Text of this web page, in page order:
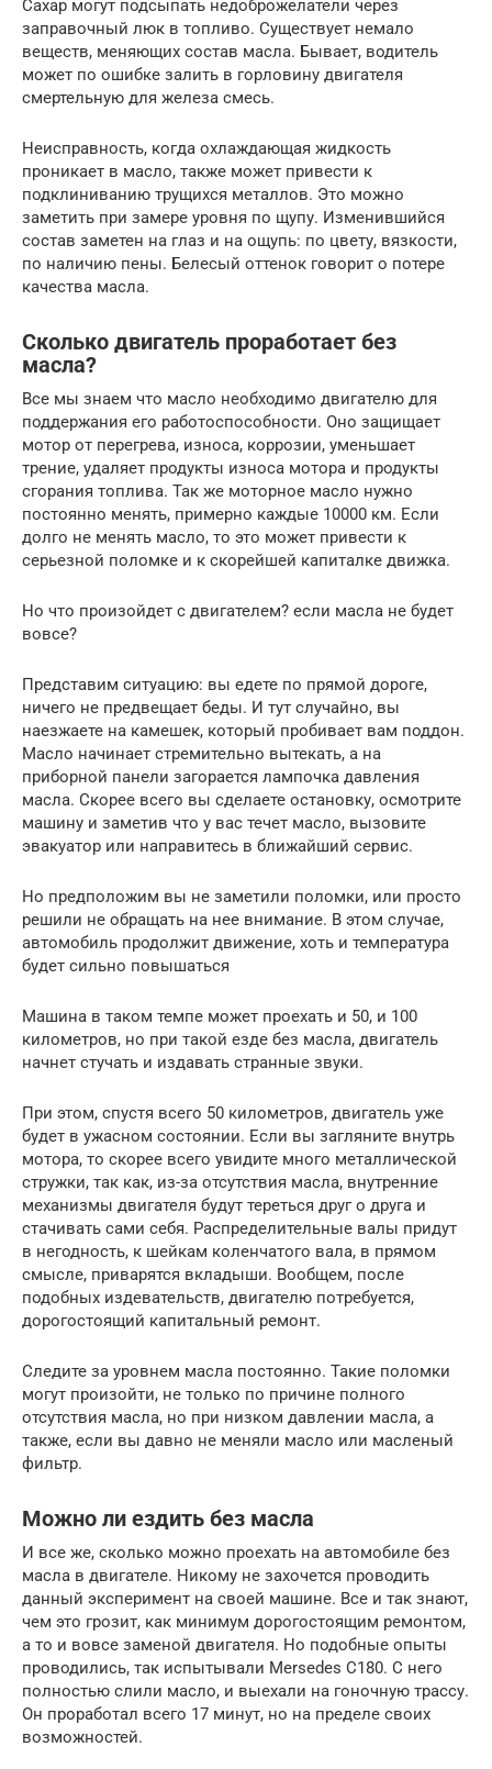
Сахар могут подсыпать недоброжелатели через
заправочный люк в топливо. Существует немало
веществ, меняющих состав масла. Бывает, водитель
может по ошибке залить в горловину двигателя
смертельную для железа смесь.
Неисправность, когда охлаждающая жидкость
проникает в масло, также может привести к
подклиниванию трущихся металлов. Это можно
заметить при замере уровня по щупу. Изменившийся
состав заметен на глаз и на ощупь: по цвету, вязкости,
по наличию пены. Белесый оттенок говорит о потере
качества масла.
Сколько двигатель проработает без
масла?
Все мы знаем что масло необходимо двигателю для
поддержания его работоспособности. Оно защищает
мотор от перегрева, износа, коррозии, уменьшает
трение, удаляет продукты износа мотора и продукты
сгорания топлива. Так же моторное масло нужно
постоянно менять, примерно каждые 10000 км. Если
долго не менять масло, то это может привести к
серьезной поломке и к скорейшей капиталке движка.
Но что произойдет с двигателем? если масла не будет
вовсе?
Представим ситуацию: вы едете по прямой дороге,
ничего не предвещает беды. И тут случайно, вы
наезжаете на камешек, который пробивает вам поддон.
Масло начинает стремительно вытекать, а на
приборной панели загорается лампочка давления
масла. Скорее всего вы сделаете остановку, осмотрите
машину и заметив что у вас течет масло, вызовите
эвакуатор или направитесь в ближайший сервис.
Но предположим вы не заметили поломки, или просто
решили не обращать на нее внимание. В этом случае,
автомобиль продолжит движение, хоть и температура
будет сильно повышаться
Машина в таком темпе может проехать и 50, и 100
километров, но при такой езде без масла, двигатель
начнет стучать и издавать странные звуки.
При этом, спустя всего 50 километров, двигатель уже
будет в ужасном состоянии. Если вы загляните внутрь
мотора, то скорее всего увидите много металлической
стружки, так как, из-за отсутствия масла, внутренние
механизмы двигателя будут тереться друг о друга и
стачивать сами себя. Распределительные валы придут
в негодность, к шейкам коленчатого вала, в прямом
смысле, приварятся вкладыши. Вообщем, после
подобных издевательств, двигателю потребуется,
дорогостоящий капитальный ремонт.
Следите за уровнем масла постоянно. Такие поломки
могут произойти, не только по причине полного
отсутствия масла, но при низком давлении масла, а
также, если вы давно не меняли масло или масленый
фильтр.
Можно ли ездить без масла
И все же, сколько можно проехать на автомобиле без
масла в двигателе. Никому не захочется проводить
данный эксперимент на своей машине. Все и так знают,
чем это грозит, как минимум дорогостоящим ремонтом,
а то и вовсе заменой двигателя. Но подобные опыты
проводились, так испытывали Mersedes C180. С него
полностью слили масло, и выехали на гоночную трассу.
Он проработал всего 17 минут, но на пределе своих
возможностей.